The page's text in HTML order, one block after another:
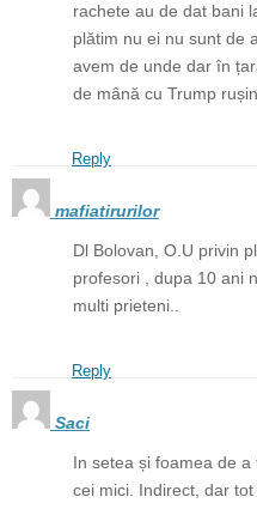
rachete au de dat bani
plătim nu ei nu sunt de
avem de unde dar în
de mână cu Trump
Reply
mafiatirurilor
Dl Bolovan, O.U privin
profesori , dupa 10 ani
multi prieteni..
Reply
Saci
In setea și foamea de
cei mici. Indirect, dar tot